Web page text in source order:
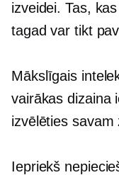
izveidei. Tas,
tagad var tikt
Mākslīgais
vairākas dizaina
izvēlēties
Iepriekš